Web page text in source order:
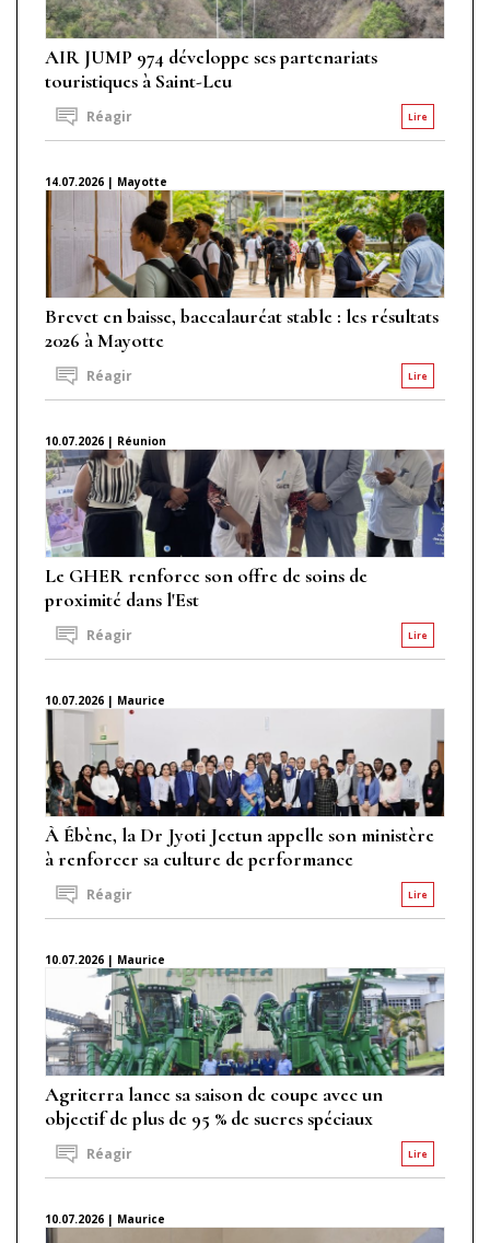
AIR JUMP 974 développe ses partenariats
touristiques à Saint-Leu
Lire
Réagir
14.07.2026 | Mayotte
Brevet en baisse, baccalauréat stable : les résultats
2026 à Mayotte
Lire
Réagir
10.07.2026 | Réunion
Le GHER renforce son offre de soins de
proximité dans l'Est
Lire
Réagir
10.07.2026 | Maurice
À Ébène, la Dr Jyoti Jeetun appelle son ministère
à renforcer sa culture de performance
Lire
Réagir
10.07.2026 | Maurice
Agriterra lance sa saison de coupe avec un
objectif de plus de 95 % de sucres spéciaux
Lire
Réagir
10.07.2026 | Maurice